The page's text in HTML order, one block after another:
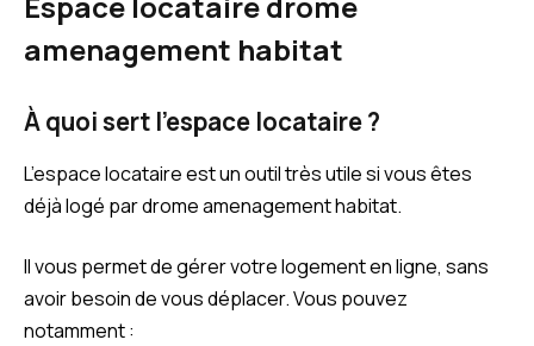
amenagement habitat
À quoi sert l’espace locataire ?
L’espace locataire est un outil très utile si vous êtes
déjà logé par drome amenagement habitat.
Il vous permet de gérer votre logement en ligne, sans
avoir besoin de vous déplacer. Vous pouvez
notamment :